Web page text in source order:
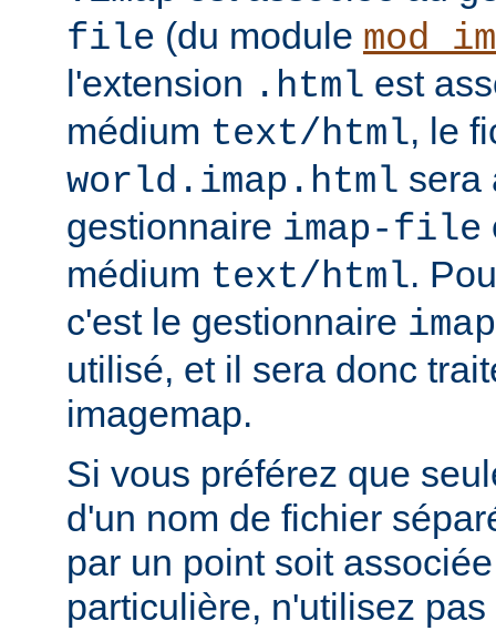
file (du module
l'extension .html est
médium text/html, le
world.imap.html sera
gestionnaire imap-file
médium text/html.
c'est le gestionnaire
utilisé, et il sera donc
imagemap.
Si vous préférez que
d'un nom de fichier
par un point soit
particulière, n'utilisez